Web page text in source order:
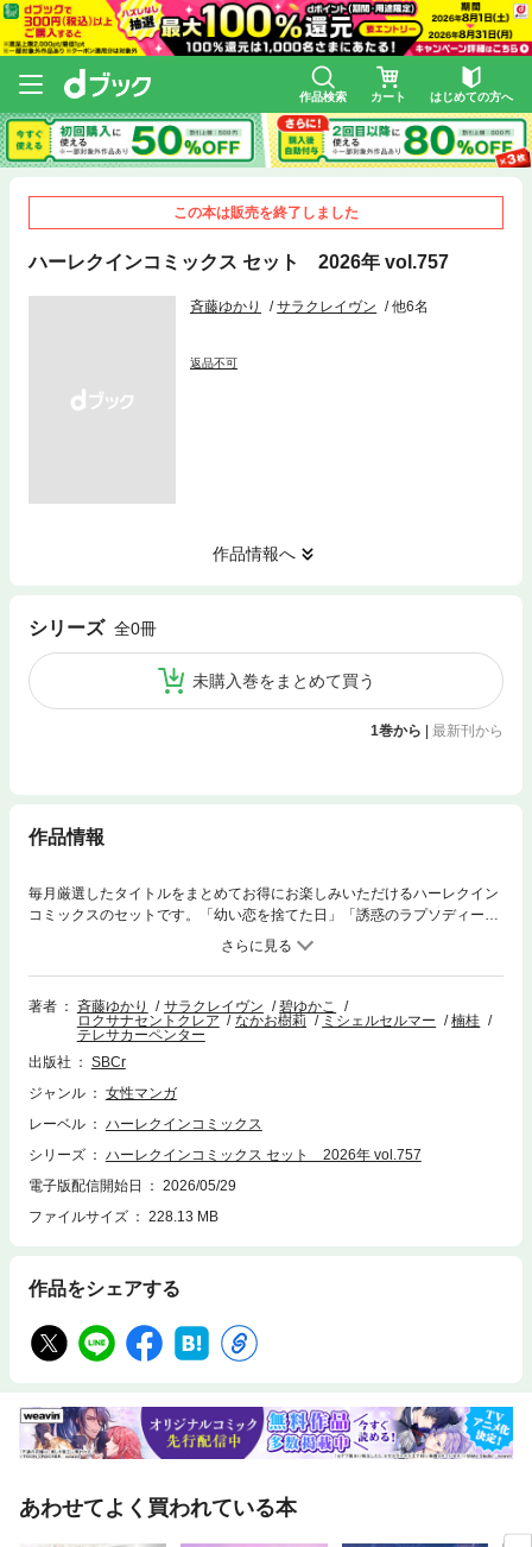
作品検索 カート はじめての方へ
この本は販売を終了しました
ハーレクインコミックス セット 2026年 vol.757
斉藤ゆかり サラクレイヴン 他6名
返品不可
作品情報へ
シリーズ 全0冊
未購入巻をまとめて買う
1巻から 最新刊から
作品情報
毎月厳選したタイトルをまとめてお得にお楽しみいただけるハーレクイン
コミックスのセットです。「幼い恋を捨てた日」「誘惑のラプソディー」
「ボスからのプロポーズ」「せつない献身」の４話をまとめて収録。
著者 斉藤ゆかり サラクレイヴン
碧ゆかこ
ロクサナセントクレア
なかお樹莉 ミシェルセルマー
楠桂
テレサカーペンター
出版社
SBCr
ジャンル
女性マンガ
レーベル
ハーレクインコミックス
シリーズ
ハーレクインコミックス セット 2026年 vol.757
電子版配信開始日
2026/05/29
ファイルサイズ
228.13 MB
作品をシェアする
あわせてよく買われている本